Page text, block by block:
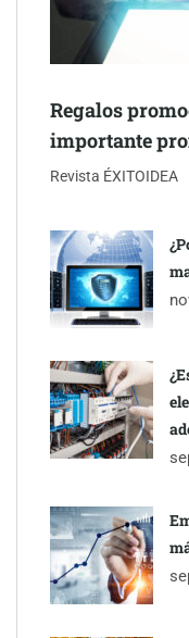
Jumpstart: EE.UU.
medidas que impactan
todo su catálogo de
Regalos
importante
Revista ÉXITOIDEA